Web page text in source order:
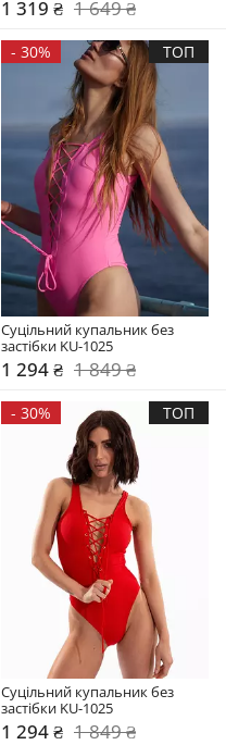
1 319 ₴ 1 649 ₴
- 30% ТОП
Суцільний купальник без
застібки KU-1025
1 294 ₴ 1 849 ₴
- 30% ТОП
Суцільний купальник без
застібки KU-1025
1 294 ₴ 1 849 ₴